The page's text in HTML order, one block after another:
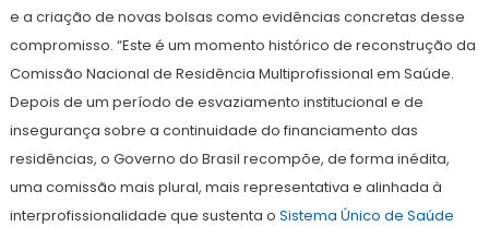
e a criação de novas bolsas como evidências concretas desse
compromisso. “Este é um momento histórico de reconstrução da
Comissão Nacional de Residência Multiprofissional em Saúde.
Depois de um período de esvaziamento institucional e de
insegurança sobre a continuidade do financiamento das
residências, o Governo do Brasil recompõe, de forma inédita,
uma comissão mais plural, mais representativa e alinhada à
interprofissionalidade que sustenta o Sistema Único de Saúde